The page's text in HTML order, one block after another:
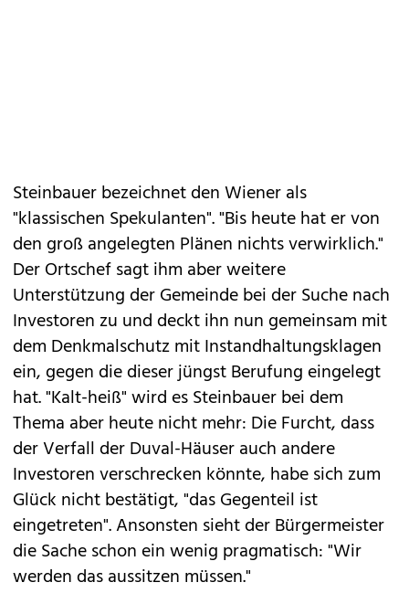
Steinbauer bezeichnet den Wiener als
"klassischen Spekulanten". "Bis heute hat er von
den groß angelegten Plänen nichts verwirklich."
Der Ortschef sagt ihm aber weitere
Unterstützung der Gemeinde bei der Suche nach
Investoren zu und deckt ihn nun gemeinsam mit
dem Denkmalschutz mit Instandhaltungsklagen
ein, gegen die dieser jüngst Berufung eingelegt
hat. "Kalt-heiß" wird es Steinbauer bei dem
Thema aber heute nicht mehr: Die Furcht, dass
der Verfall der Duval-Häuser auch andere
Investoren verschrecken könnte, habe sich zum
Glück nicht bestätigt, "das Gegenteil ist
eingetreten". Ansonsten sieht der Bürgermeister
die Sache schon ein wenig pragmatisch: "Wir
werden das aussitzen müssen."